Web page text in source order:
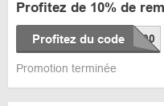
Profitez de 10% de
Profitez du code
Promotion terminée